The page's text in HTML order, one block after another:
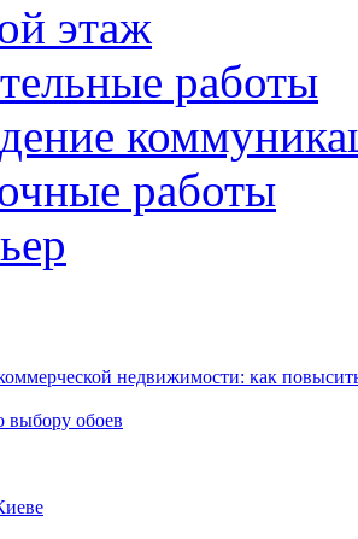
этаж
работы
работы
недвижимости: как
выбору обоев